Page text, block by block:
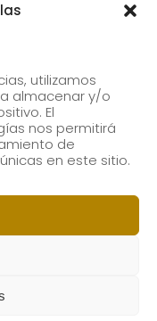
utilizamos
almacenar y/o
El
nos permitirá
de
en este sitio.
our news by